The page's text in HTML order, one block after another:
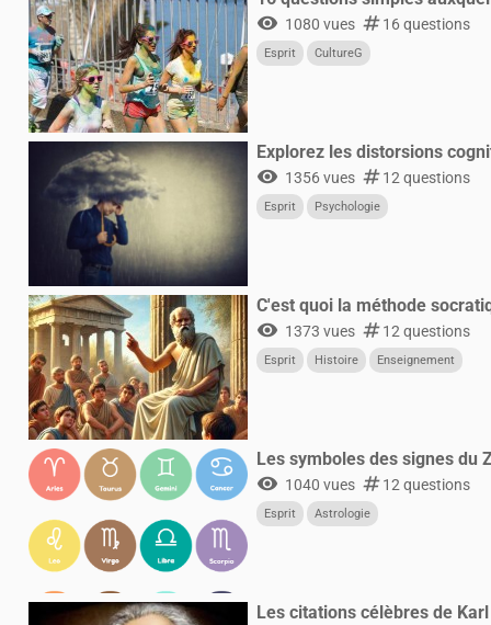
visibility 1080 vues numbers16 questions
Esprit CultureG
Explorez les distorsions
visibility 1356 vues numbers12 questions
Esprit Psychologie
C'est quoi la méthode
visibility 1373 vues numbers12 questions
Esprit Histoire Enseignement
Les symboles des signes du
visibility 1040 vues numbers12 questions
Esprit Astrologie
Les citations célèbres de